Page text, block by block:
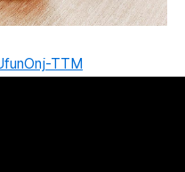
TTM